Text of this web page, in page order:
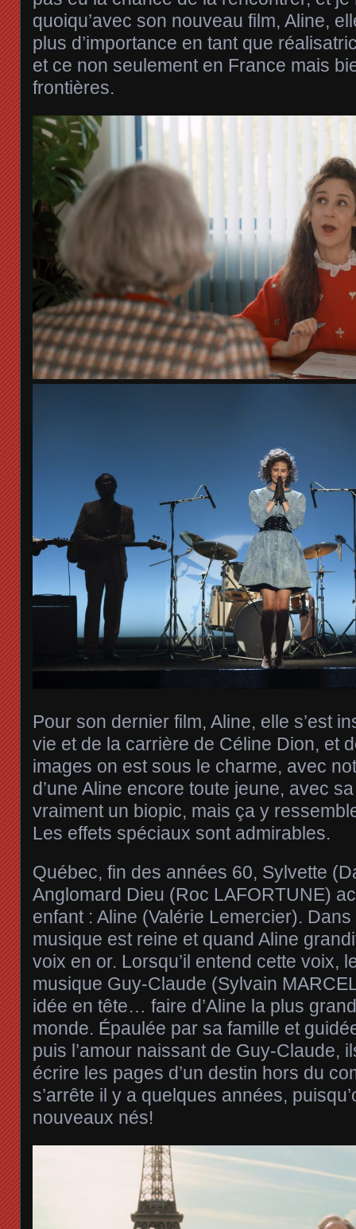
quoiqu’avec son nouveau film, Aline,
plus d’importance en tant que
et ce non seulement en France mais
frontières.
Pour son dernier film, Aline, elle s’est
vie et de la carrière de Céline Dion, et
images on est sous le charme, avec
d’une Aline encore toute jeune, avec
vraiment un biopic, mais ça y
Les effets spéciaux sont admirables.
Québec, fin des années 60, Sylvette
Anglomard Dieu (Roc LAFORTUNE)
enfant : Aline (Valérie Lemercier).
musique est reine et quand Aline
voix en or. Lorsqu’il entend cette voix,
musique Guy-Claude (Sylvain
idée en tête… faire d’Aline la plus
monde. Épaulée par sa famille et
puis l’amour naissant de Guy-Claude,
écrire les pages d’un destin hors du
s’arrête il y a quelques années,
nouveaux nés!